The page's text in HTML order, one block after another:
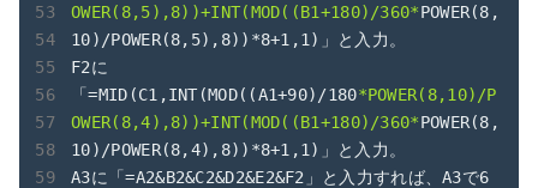
OWER(8,5),8))+INT(MOD((B1+180)/360*POWER(8,
10)/POWER(8,5),8))*8+1,1)」と入力。
F2に
「=MID(C1,INT(MOD((A1+90)/180*POWER(8,10)/P
OWER(8,4),8))+INT(MOD((B1+180)/360*POWER(8,
10)/POWER(8,4),8))*8+1,1)」と入力。
A3に「=A2&B2&C2&D2&E2&F2」と入力すれば、A3で6